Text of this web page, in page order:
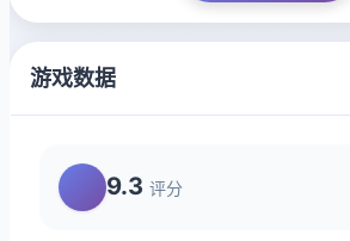
游戏数据
9.3 评分